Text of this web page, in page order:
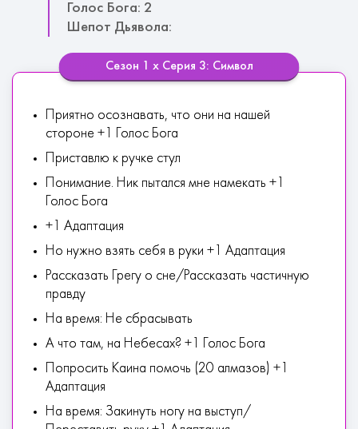
Голос Бога: 2
Шепот Дьявола:
Сезон 1 х Серия 3: Символ
Приятно осознавать, что они на нашей
стороне +1 Голос Бога
Приставлю к ручке стул
Понимание. Ник пытался мне намекать +1
Голос Бога
+1 Адаптация
Но нужно взять себя в руки +1 Адаптация
Рассказать Грегу о сне/Рассказать частичную
правду
На время: Не сбрасывать
А что там, на Небесах? +1 Голос Бога
Попросить Каина помочь (20 алмазов) +1
Адаптация
На время: Закинуть ногу на выступ/